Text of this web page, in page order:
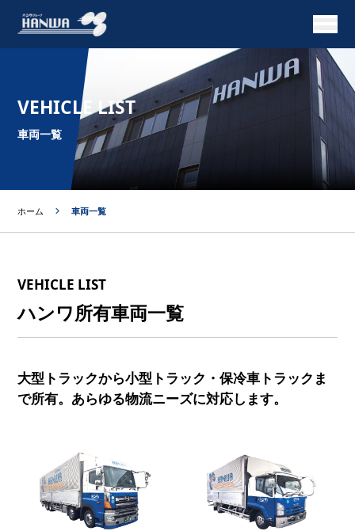
VEHICLE LIST
車両一覧
ホーム 車両一覧
VEHICLE LIST
ハンワ所有車両一覧
大型トラックから小型トラック・保冷車トラックま
で所有。あらゆる物流ニーズに対応します。